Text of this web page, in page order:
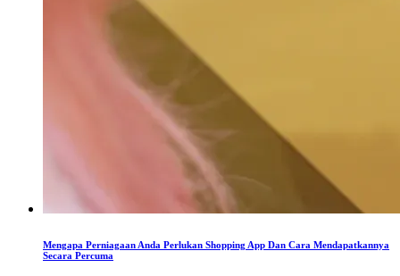
Mengapa Perniagaan Anda Perlukan Shopping App Dan Cara Mendapatkannya
Secara Percuma